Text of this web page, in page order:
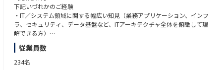
ーク、社内設備の管理）
■IT基盤・プロジェクトマネジメント
基幹・業務システムの導入・刷新・改善プロジェクトの企画・推進（Sma
rtHR、ORDIA等）
・サーバー、ネットワーク、クラウド、社内設備等のインフラ管理体制の
高度化
・外部ベンダー、監査法人、コンサルタント等との折衝・コントロール
浸透させられる方
・肩書きや権限に依存せず、経営陣・現場・外部専門家を動かせる実務推
進力をお持ちの方
・現状分析およびDXロードマップの策定
全社のシステム・データ・業務プロセスを可視化し、優先順位を踏まえた
DX戦略の立案・推進を行っていただきます。
・DX推進
て、事業競争力の強化を推進していただきます。
・IT基盤整備
セキュリティ強化、IT統制、監査対応、ベンダー管理ルールの策定・運用
下記いづれかのご経験
・IT／システム領域に関する幅広い知見（業務アプリケーション、インフ
ラ、セキュリティ、データ基盤など、ITアーキテクチャ全体を俯瞰して理
解できる方）
・事業会社、ITコンサルティングファーム、SIer等において、IT戦略立案、
DX推進、業務改革プロジェクトを主導した経験
・経営課題や事業戦略を理解し、それらを現場で実行可能な施策へ落とし
従業員数
234名